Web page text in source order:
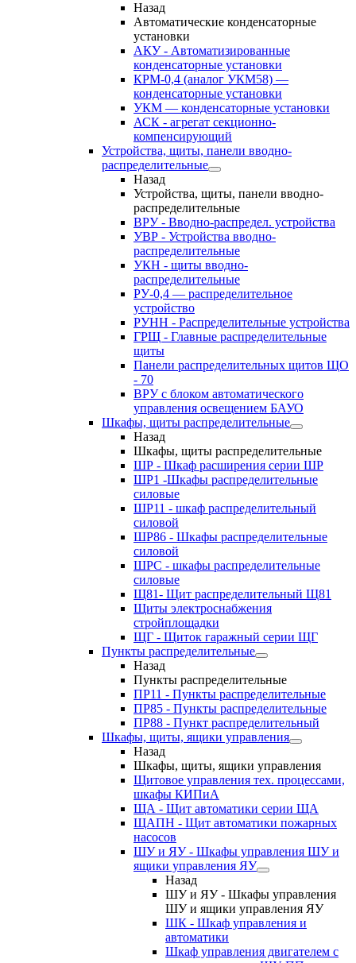
Назад
Автоматические конденсаторные
установки
АКУ - Автоматизированные
конденсаторные установки
КРМ-0,4 (аналог УКМ58) —
конденсаторные установки
УКМ — конденсаторные установки
АСК - агрегат секционно-
компенсирующий
Устройства, щиты, панели вводно-
распределительные
Назад
Устройства, щиты, панели вводно-
распределительные
ВРУ - Вводно-распредел. устройства
УВР - Устройства вводно-
распределительные
УКН - щиты вводно-
распределительные
РУ-0,4 — распределительное
устройство
РУНН - Распределительные устройства
ГРЩ - Главные распределительные
щиты
Панели распределительных щитов ЩО
- 70
ВРУ с блоком автоматического
управления освещением БАУО
Шкафы, щиты распределительные
Назад
Шкафы, щиты распределительные
ШР - Шкаф расширения серии ШР
ШР1 -Шкафы распределительные
силовые
ШР11 - шкаф распределительный
силовой
ШР86 - Шкафы распределительные
силовой
ШРС - шкафы распределительные
силовые
Щ81- Щит распределительный Щ81
Щиты электроснабжения
стройплощадки
ЩГ - Щиток гаражный серии ЩГ
Пункты распределительные
Назад
Пункты распределительные
ПР11 - Пункты распределительные
ПР85 - Пункты распределительные
ПР88 - Пункт распределительный
Шкафы, щиты, ящики управления
Назад
Шкафы, щиты, ящики управления
Щитовое управления тех. процессами,
шкафы КИПиА
ЩА - Щит автоматики серии ЩА
ЩАПН - Щит автоматики пожарных
насосов
ШУ и ЯУ - Шкафы управления ШУ и
ящики управления ЯУ
Назад
ШУ и ЯУ - Шкафы управления
ШУ и ящики управления ЯУ
ШК - Шкаф управления и
автоматики
Шкаф управления двигателем с